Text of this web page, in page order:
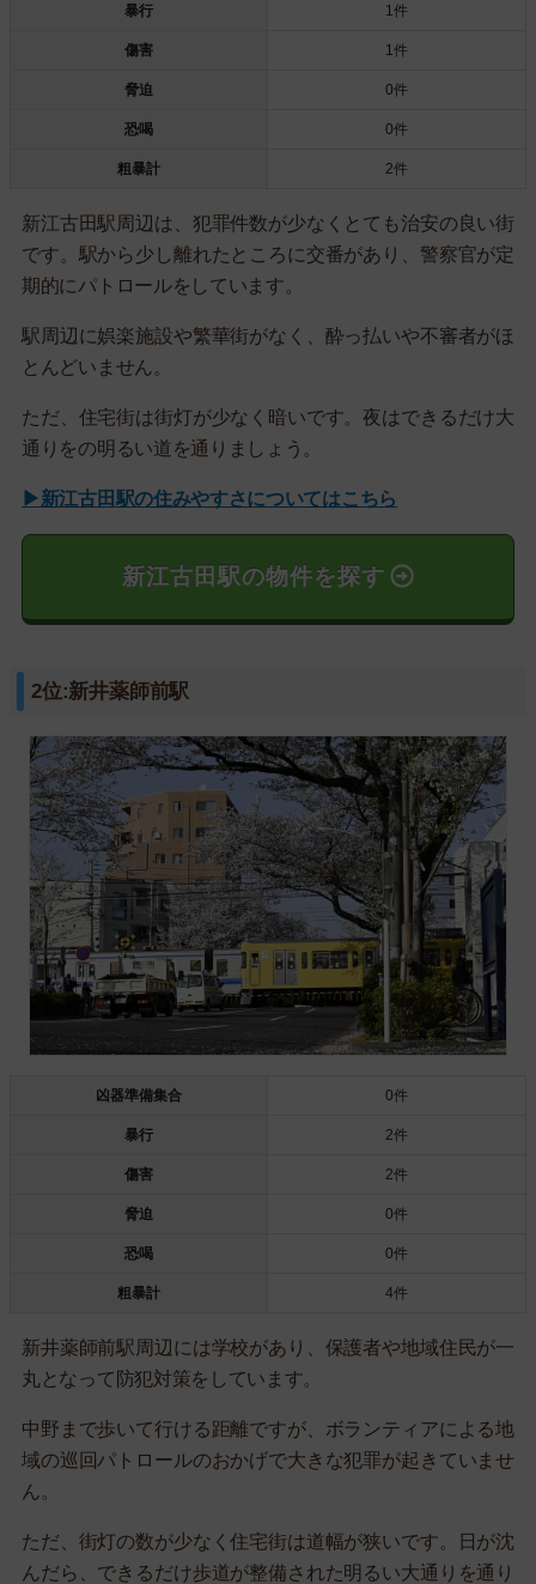
暴行 1件
傷害 1件
脅迫 0件
恐喝 0件
粗暴計 2件
新江古田駅周辺は、犯罪件数が少なくとても治安の良い街
です。駅から少し離れたところに交番があり、警察官が定
期的にパトロールをしています。
駅周辺に娯楽施設や繁華街がなく、酔っ払いや不審者がほ
とんどいません。
ただ、住宅街は街灯が少なく暗いです。夜はできるだけ大
通りをの明るい道を通りましょう。
▶新江古田駅の住みやすさについてはこちら
新江古田駅の物件を探す
2位:新井薬師前駅
凶器準備集合 0件
暴行 2件
傷害 2件
脅迫 0件
恐喝 0件
粗暴計 4件
新井薬師前駅周辺には学校があり、保護者や地域住民が一
丸となって防犯対策をしています。
中野まで歩いて行ける距離ですが、ボランティアによる地
域の巡回パトロールのおかげで大きな犯罪が起きていませ
ん。
ただ、街灯の数が少なく住宅街は道幅が狭いです。日が沈
んだら、できるだけ歩道が整備された明るい大通りを通り